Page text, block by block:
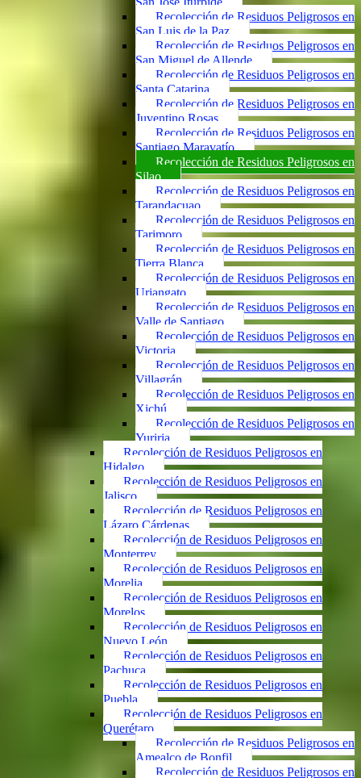
Recolección de Residuos Peligrosos en
San Luis de la Paz
Recolección de Residuos Peligrosos en
San Miguel de Allende
Recolección de Residuos Peligrosos en
Santa Catarina
Recolección de Residuos Peligrosos en
Juventino Rosas
Recolección de Residuos Peligrosos en
Santiago Maravatío
Recolección de Residuos Peligrosos en
Silao
Recolección de Residuos Peligrosos en
Tarandacuao
Recolección de Residuos Peligrosos en
Tarimoro
Recolección de Residuos Peligrosos en
Tierra Blanca
Recolección de Residuos Peligrosos en
Uriangato
Recolección de Residuos Peligrosos en
Valle de Santiago
Recolección de Residuos Peligrosos en
Victoria
Recolección de Residuos Peligrosos en
Villagrán
Recolección de Residuos Peligrosos en
Xichú
Recolección de Residuos Peligrosos en
Yuriria
Recolección de Residuos Peligrosos en
Hidalgo
Recolección de Residuos Peligrosos en
Jalisco
Recolección de Residuos Peligrosos en
Lázaro Cárdenas
Recolección de Residuos Peligrosos en
Monterrey
Recolección de Residuos Peligrosos en
Morelia
Recolección de Residuos Peligrosos en
Morelos
Recolección de Residuos Peligrosos en
Nuevo León
Recolección de Residuos Peligrosos en
Pachuca
Recolección de Residuos Peligrosos en
Puebla
Recolección de Residuos Peligrosos en
Querétaro
Recolección de Residuos Peligrosos en
Amealco de Bonfil
Recolección de Residuos Peligrosos en